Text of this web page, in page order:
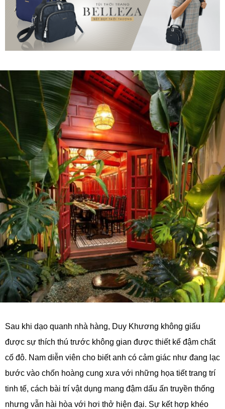
Sau khi dạo quanh nhà hàng, Duy Khương không giấu
được sự thích thú trước không gian được thiết kế đậm chất
cố đô. Nam diễn viên cho biết anh có cảm giác như đang lạc
bước vào chốn hoàng cung xưa với những họa tiết trang trí
tinh tế, cách bài trí vật dụng mang đậm dấu ấn truyền thống
nhưng vẫn hài hòa với hơi thở hiện đại. Sự kết hợp khéo